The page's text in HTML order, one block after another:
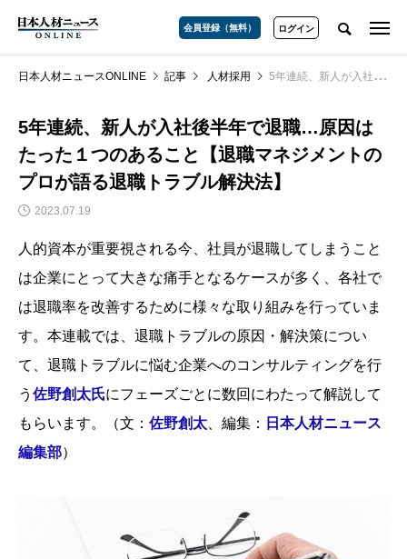
会員登録（無料） ログイン
日本人材ニュースONLINE 記事 人材採用 5年連続、新人が入社後半年で退職…原因はたった１つのあること【退職マネジメントのプロが語る退職トラブル解決法】
5年連続、新人が入社後半年で退職…原因は
たった１つのあること【退職マネジメントの
プロが語る退職トラブル解決法】
2023.07.19
人的資本が重要視される今、社員が退職してしまうこと
は企業にとって大きな痛手となるケースが多く、各社で
は退職率を改善するために様々な取り組みを行っていま
す。本連載では、退職トラブルの原因・解決策につい
て、退職トラブルに悩む企業へのコンサルティングを行
う 佐野創太氏にフェーズごとに数回にわたって解説して
もらいます。（文： 佐野創太 、編集：
日本人材ニュース
編集部）